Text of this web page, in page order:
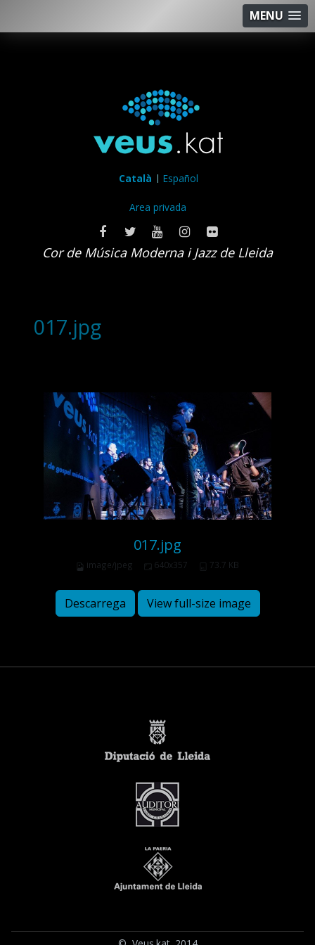
MENU
Català Español
Area privada
Cor de Música Moderna i Jazz de Lleida
017.jpg
017.jpg
image/jpeg 640x357 73.7 KB
Descarrega View full-size image